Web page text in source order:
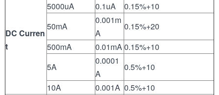
DC Curren
t
5000uA
0.1uA
0.15%+10
50mA
0.001m
A
0.15%+20
500mA
0.01mA0.15%+10
5A
0.0001
A
0.5%+10
10A
0.001A 0.5%+10